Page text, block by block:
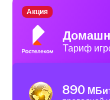
Тариф
Акция
890